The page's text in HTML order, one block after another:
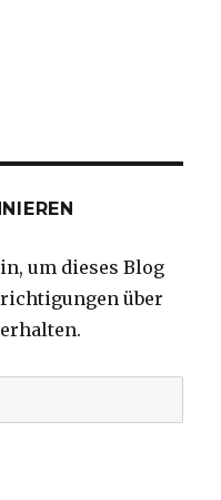
um dieses Blog
über